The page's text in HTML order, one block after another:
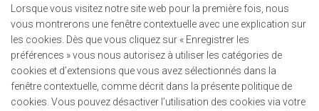
Lorsque vous visitez notre site web pour la première fois, nous
vous montrerons une fenêtre contextuelle avec une explication sur
les cookies. Dès que vous cliquez sur « Enregistrer les
préférences » vous nous autorisez à utiliser les catégories de
cookies et d’extensions que vous avez sélectionnés dans la
fenêtre contextuelle, comme décrit dans la présente politique de
cookies. Vous pouvez désactiver l’utilisation des cookies via votre